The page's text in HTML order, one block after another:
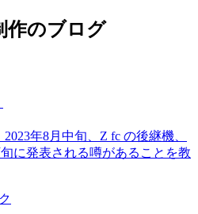
作のブログ
年8月中旬、Z fc の後継機、
に発表される噂があることを教